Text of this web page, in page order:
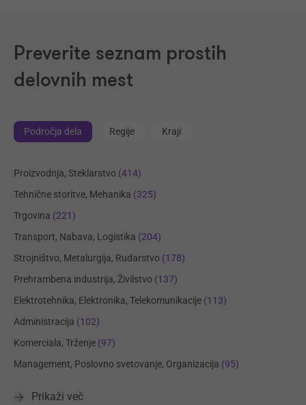
Preverite seznam prostih
delovnih mest
Področja dela Regije Kraji
Proizvodnja, Steklarstvo (414)
Tehnične storitve, Mehanika (325)
Trgovina (221)
Transport, Nabava, Logistika (204)
Strojništvo, Metalurgija, Rudarstvo (178)
Prehrambena industrija, Živilstvo (137)
Elektrotehnika, Elektronika, Telekomunikacije (113)
Administracija (102)
Komerciala, Trženje (97)
Management, Poslovno svetovanje, Organizacija (95)
Prikaži več